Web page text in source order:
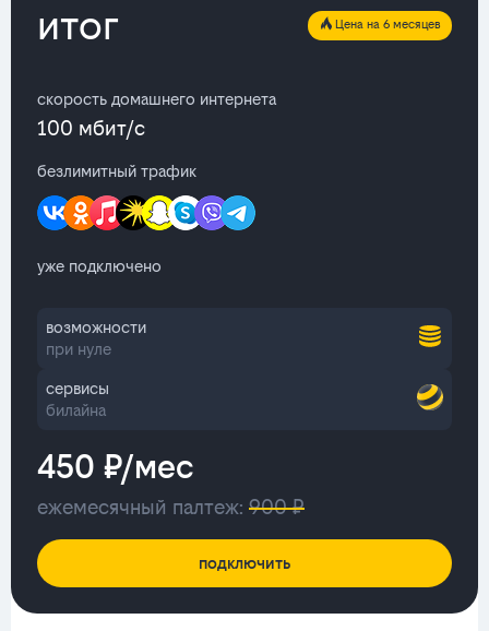
итог Цена на 6 месяцев
скорость домашнего интернета
100 мбит/с
безлимитный трафик
уже подключено
возможности
при нуле
сервисы
билайна
450 ₽/мес
ежемесячный палтеж: 900 ₽
подключить